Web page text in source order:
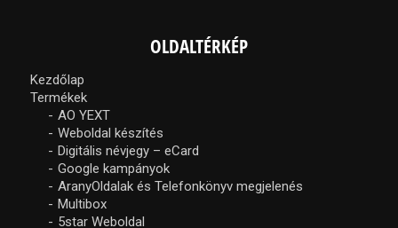
OLDALTÉRKÉP
Kezdőlap
Termékek
AO YEXT
Weboldal készítés
Digitális névjegy – eCard
Google kampányok
AranyOldalak és Telefonkönyv megjelenés
Multibox
5star Weboldal